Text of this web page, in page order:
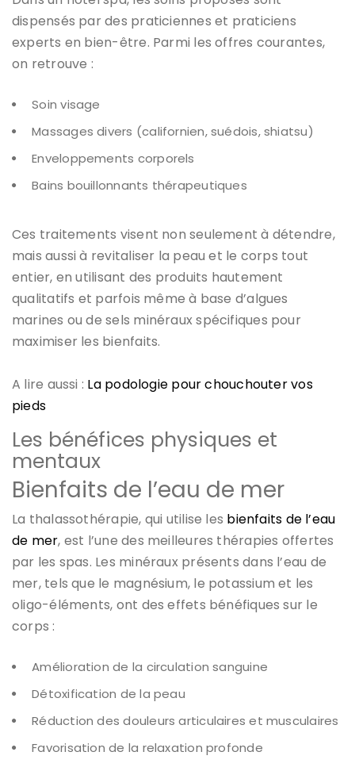
dispensés par des praticiennes et praticiens
experts en bien-être. Parmi les offres courantes,
on retrouve :
Soin visage
Massages divers (californien, suédois, shiatsu)
Enveloppements corporels
Bains bouillonnants thérapeutiques
Ces traitements visent non seulement à détendre,
mais aussi à revitaliser la peau et le corps tout
entier, en utilisant des produits hautement
qualitatifs et parfois même à base d’algues
marines ou de sels minéraux spécifiques pour
maximiser les bienfaits.
A lire aussi : La podologie pour chouchouter vos
pieds
Les bénéfices physiques et
mentaux
Bienfaits de l’eau de mer
La thalassothérapie, qui utilise les bienfaits de l’eau
de mer, est l’une des meilleures thérapies offertes
par les spas. Les minéraux présents dans l’eau de
mer, tels que le magnésium, le potassium et les
oligo-éléments, ont des effets bénéfiques sur le
corps :
Amélioration de la circulation sanguine
Détoxification de la peau
Réduction des douleurs articulaires et musculaires
Favorisation de la relaxation profonde